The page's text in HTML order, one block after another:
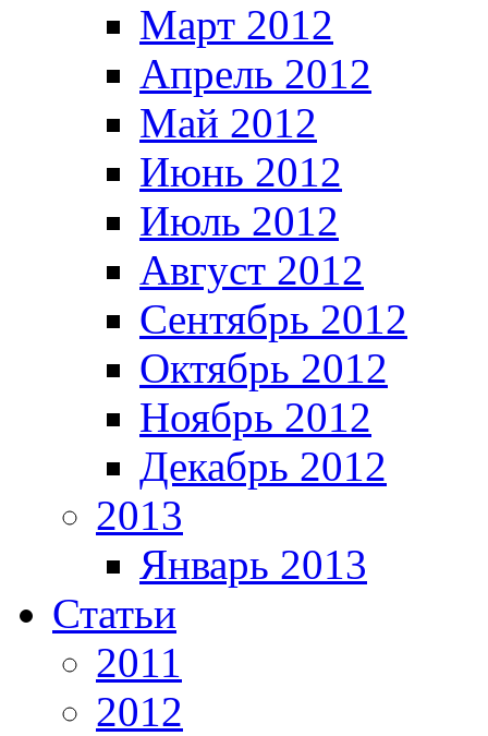
Март 2012
Апрель 2012
Май 2012
Июнь 2012
Июль 2012
Август 2012
Сентябрь 2012
Октябрь 2012
Ноябрь 2012
Декабрь 2012
2013
Январь 2013
Статьи
2011
2012